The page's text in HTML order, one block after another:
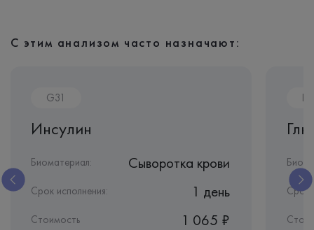
С этим анализом часто назначают:
G31
Инсулин
Биоматериал: Сыворотка крови
Срок исполнения: 1 день
Стоимость 1 065 ₽
Срок